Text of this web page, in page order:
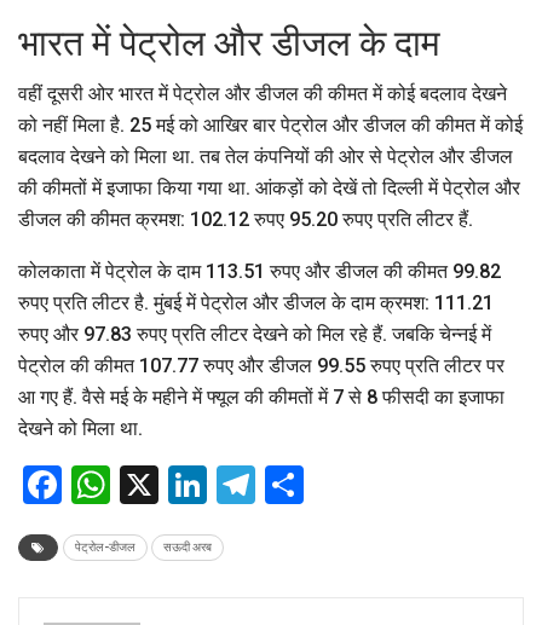
भारत में पेट्रोल और डीजल के दाम
वहीं दूसरी ओर भारत में पेट्रोल और डीजल की कीमत में कोई बदलाव देखने
को नहीं मिला है. 25 मई को आखिर बार पेट्रोल और डीजल की कीमत में कोई
बदलाव देखने को मिला था. तब तेल कंपनियों की ओर से पेट्रोल और डीजल
की कीमतों में इजाफा किया गया था. आंकड़ों को देखें तो दिल्ली में पेट्रोल और
डीजल की कीमत क्रमश: 102.12 रुपए 95.20 रुपए प्रति लीटर हैं.
कोलकाता में पेट्रोल के दाम 113.51 रुपए और डीजल की कीमत 99.82
रुपए प्रति लीटर है. मुंबई में पेट्रोल और डीजल के दाम क्रमश: 111.21
रुपए और 97.83 रुपए प्रति लीटर देखने को मिल रहे हैं. जबकि चेन्नई में
पेट्रोल की कीमत 107.77 रुपए और डीजल 99.55 रुपए प्रति लीटर पर
आ गए हैं. वैसे मई के महीने में फ्यूल की कीमतों में 7 से 8 फीसदी का इजाफा
देखने को मिला था.
Facebook
WhatsApp
X LinkedIn
Telegram
पेट्रोल-डीजल सऊदी अरब